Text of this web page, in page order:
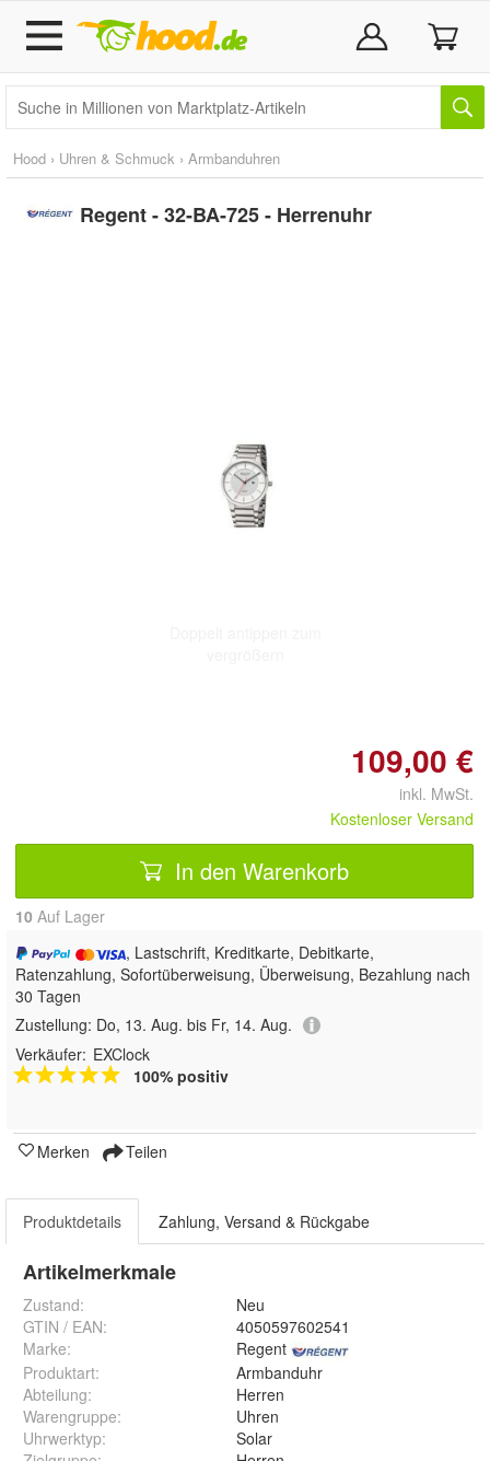
Hood › Uhren & Schmuck › Armbanduhren
Regent - 32-BA-725 - Herrenuhr
109,00 €
inkl. MwSt.
Kostenloser Versand
In den Warenkorb
10 Auf Lager
, Lastschrift, Kreditkarte, Debitkarte,
Ratenzahlung, Sofortüberweisung, Überweisung, Bezahlung nach
30 Tagen
Zustellung: Do, 13. Aug. bis Fr, 14. Aug.
Verkäufer: EXClock
100% positiv
Merken Teilen
Produktdetails Zahlung, Versand & Rückgabe
Artikelmerkmale
Zustand:
Neu
GTIN / EAN:
4050597602541
Marke:
Regent
Produktart:
Armbanduhr
Abteilung:
Herren
Warengruppe:
Uhren
Uhrwerktyp:
Solar